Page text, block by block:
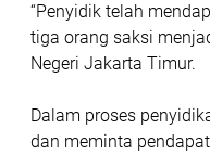
“Penyidik telah
tiga orang saksi
Negeri Jakarta Timur.
Dalam proses
dan meminta